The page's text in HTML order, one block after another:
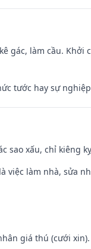
gác, làm cầu.
tước hay sự
sao xấu, chỉ kiêng
việc làm nhà, sửa
giá thú (cưới xin).